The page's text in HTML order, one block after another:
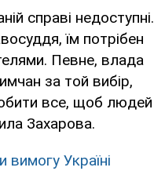
справі недоступні.
їм потрібен
Певне, влада
за той вибір,
все, щоб людей
Захарова.
Україні